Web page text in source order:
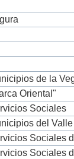
de la
Oriental"
Sociales
del
Sociales
Sociales